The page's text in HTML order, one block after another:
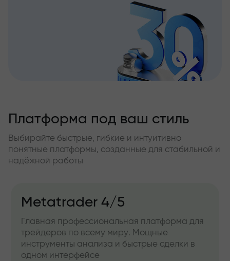
Платформа под ваш стиль
Выбирайте быстрые, гибкие и интуитивно
понятные платформы, созданные для стабильной и
надёжной работы
Metatrader 4/5
Главная профессиональная платформа для
трейдеров по всему миру. Мощные
инструменты анализа и быстрые сделки в
одном интерфейсе